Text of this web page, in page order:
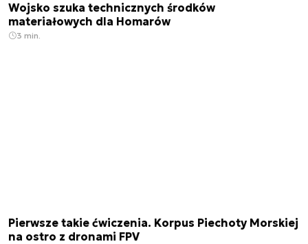
Wojsko szuka technicznych środków
materiałowych dla Homarów
3 min.
Pierwsze takie ćwiczenia. Korpus Piechoty Morskiej
na ostro z dronami FPV